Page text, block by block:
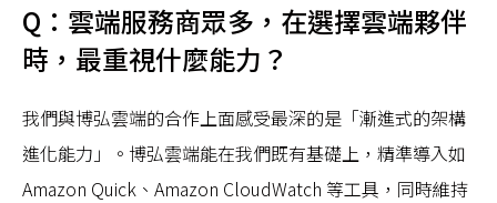
Q：雲端服務商眾多，在選擇雲端夥伴
時，最重視什麼能力？
我們與博弘雲端的合作上面感受最深的是「漸進式的架構
進化能力」。博弘雲端能在我們既有基礎上，精準導入如
Amazon Quick、Amazon CloudWatch 等工具，同時維持